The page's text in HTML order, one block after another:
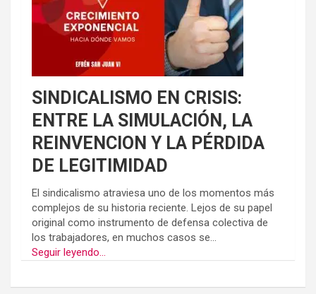
SINDICALISMO EN CRISIS:
ENTRE LA SIMULACIÓN, LA
REINVENCION Y LA PÉRDIDA
DE LEGITIMIDAD
El sindicalismo atraviesa uno de los momentos más
complejos de su historia reciente. Lejos de su papel
original como instrumento de defensa colectiva de
los trabajadores, en muchos casos se...
Seguir leyendo...